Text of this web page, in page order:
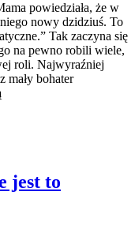
powiedziała, że w
nowy dzidziuś. To
Tak zaczyna się
na pewno robili wiele,
roli. Najwyraźniej
mały bohater
jest to